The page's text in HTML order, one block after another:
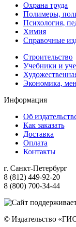
Охрана труда
Полимеры,
Психология,
Химия
Справочные
Строительство
Учебники и
Экономика,
Информация
Об
Как заказать
Доставка
Оплата
Контакты
г. Санкт-Петербург
8 (812) 449-92-20
8 (800) 700-34-44
© Издательство